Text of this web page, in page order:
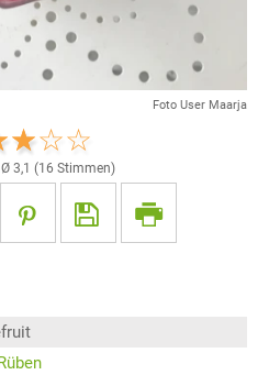
Foto User Maarja
Ø 3,1 (16 Stimmen)